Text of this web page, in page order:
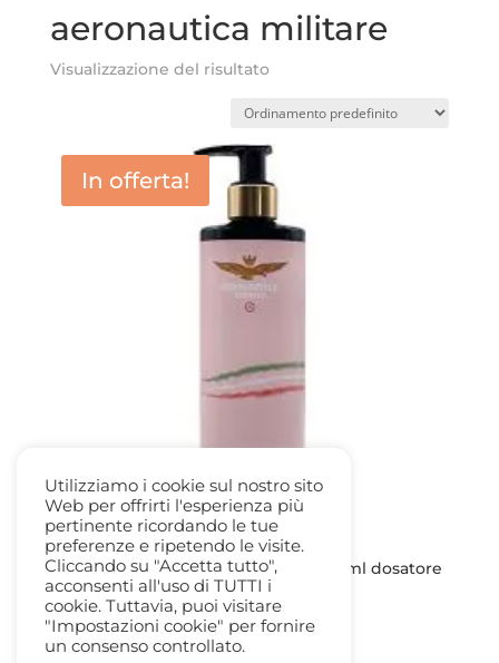
aeronautica militare
Visualizzazione del risultato
In offerta!
Aeronautica Militare Latte Corpo 400ml dosatore
14,50€Il
prezzo
originale
3,60€ Il
prezzo
attuale
Utilizziamo i cookie sul nostro sito
Web per offrirti l'esperienza più
pertinente ricordando le tue
preferenze e ripetendo le visite.
Cliccando su "Accetta tutto",
acconsenti all'uso di TUTTI i
cookie. Tuttavia, puoi visitare
"Impostazioni cookie" per fornire
un consenso controllato.